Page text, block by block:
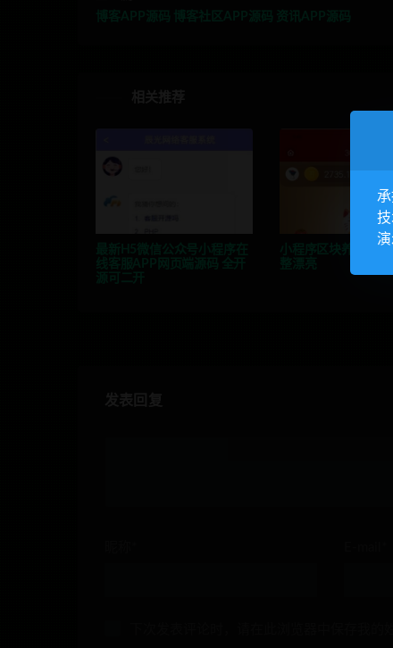
小程序区块养猫 理